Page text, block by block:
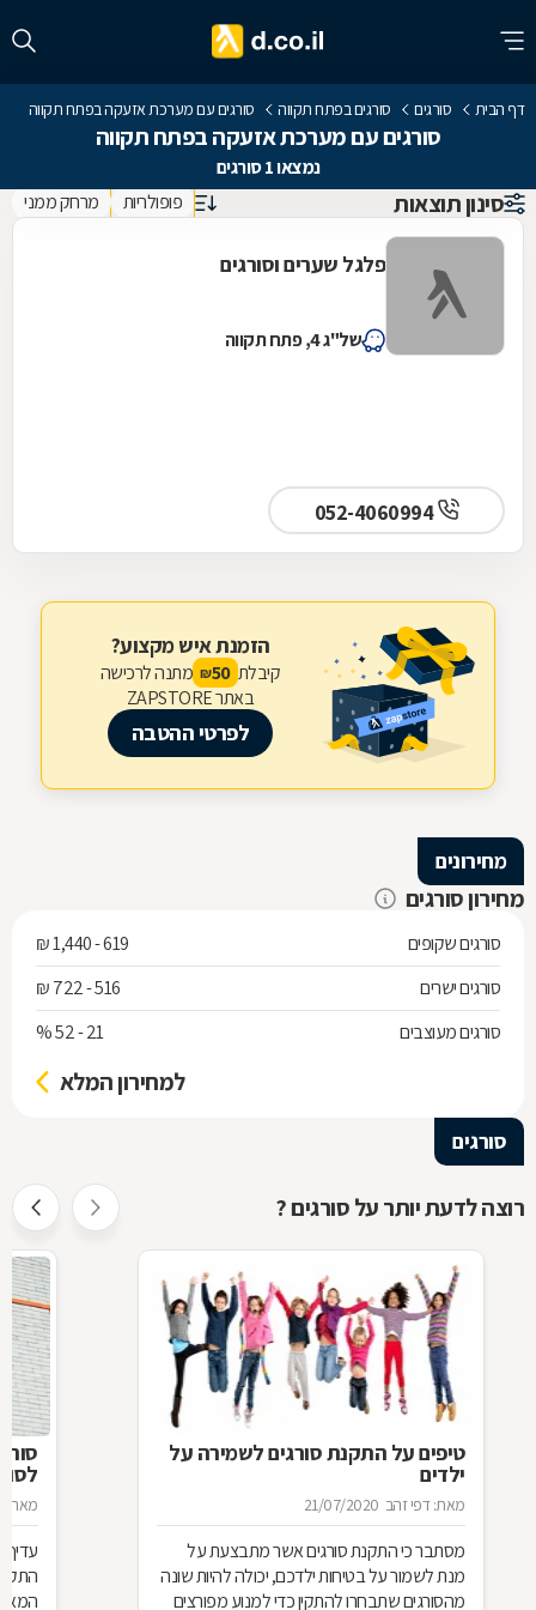
דף הבית סורגים סורגים בפתח תקווה סורגים עם מערכת אזעקה בפתח תקווה
סורגים עם מערכת אזעקה בפתח תקווה
נמצאו 1 סורגים
סינון תוצאות פופולריות מרחק ממני
פלגל שערים וסורגים
של"ג 4, פתח תקווה
052-4060994
הזמנת איש מקצוע?
קיבלת 50
₪ מתנה לרכישה
באתר ZAPSTORE
לפרטי ההטבה
מחירונים
מחירון סורגים
סורגים שקופים
619 - 1,440 ₪
סורגים ישרים
516 - 722 ₪
סורגים מעוצבים
21 - 52 %
למחירון המלא
סורגים
רוצה לדעת יותר על סורגים ?
טיפים על התקנת סורגים לשמירה על
ילדים
מאת: דפי זהב 21/07/2020
מסתבר כי התקנת סורגים אשר מתבצעת על
מנת לשמור על בטיחות ילדכם, יכולה להיות שונה
מהסורגים שתבחרו להתקין כדי למנוע מפורצים
מאת: